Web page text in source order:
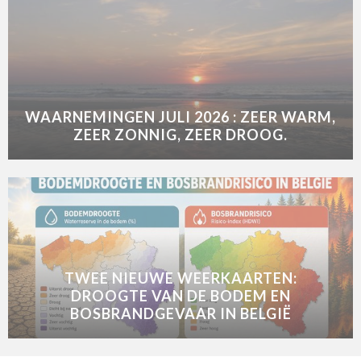
WAARNEMINGEN JULI 2026 : ZEER WARM,
ZEER ZONNIG, ZEER DROOG.
TWEE NIEUWE WEERKAARTEN:
DROOGTE VAN DE BODEM EN
BOSBRANDGEVAAR IN BELGIË